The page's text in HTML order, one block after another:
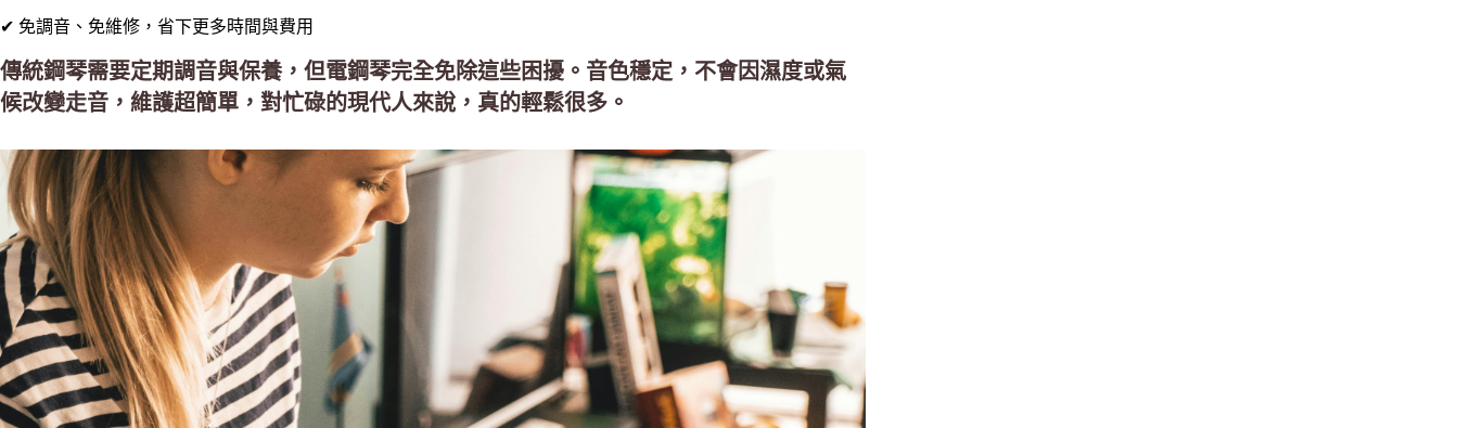
✔ 免調音、免維修，省下更多時間與費用
傳統鋼琴需要定期調音與保養，但電鋼琴完全免除這些困擾。音色穩定，不會因濕度或氣
候改變走音，維護超簡單，對忙碌的現代人來說，真的輕鬆很多。